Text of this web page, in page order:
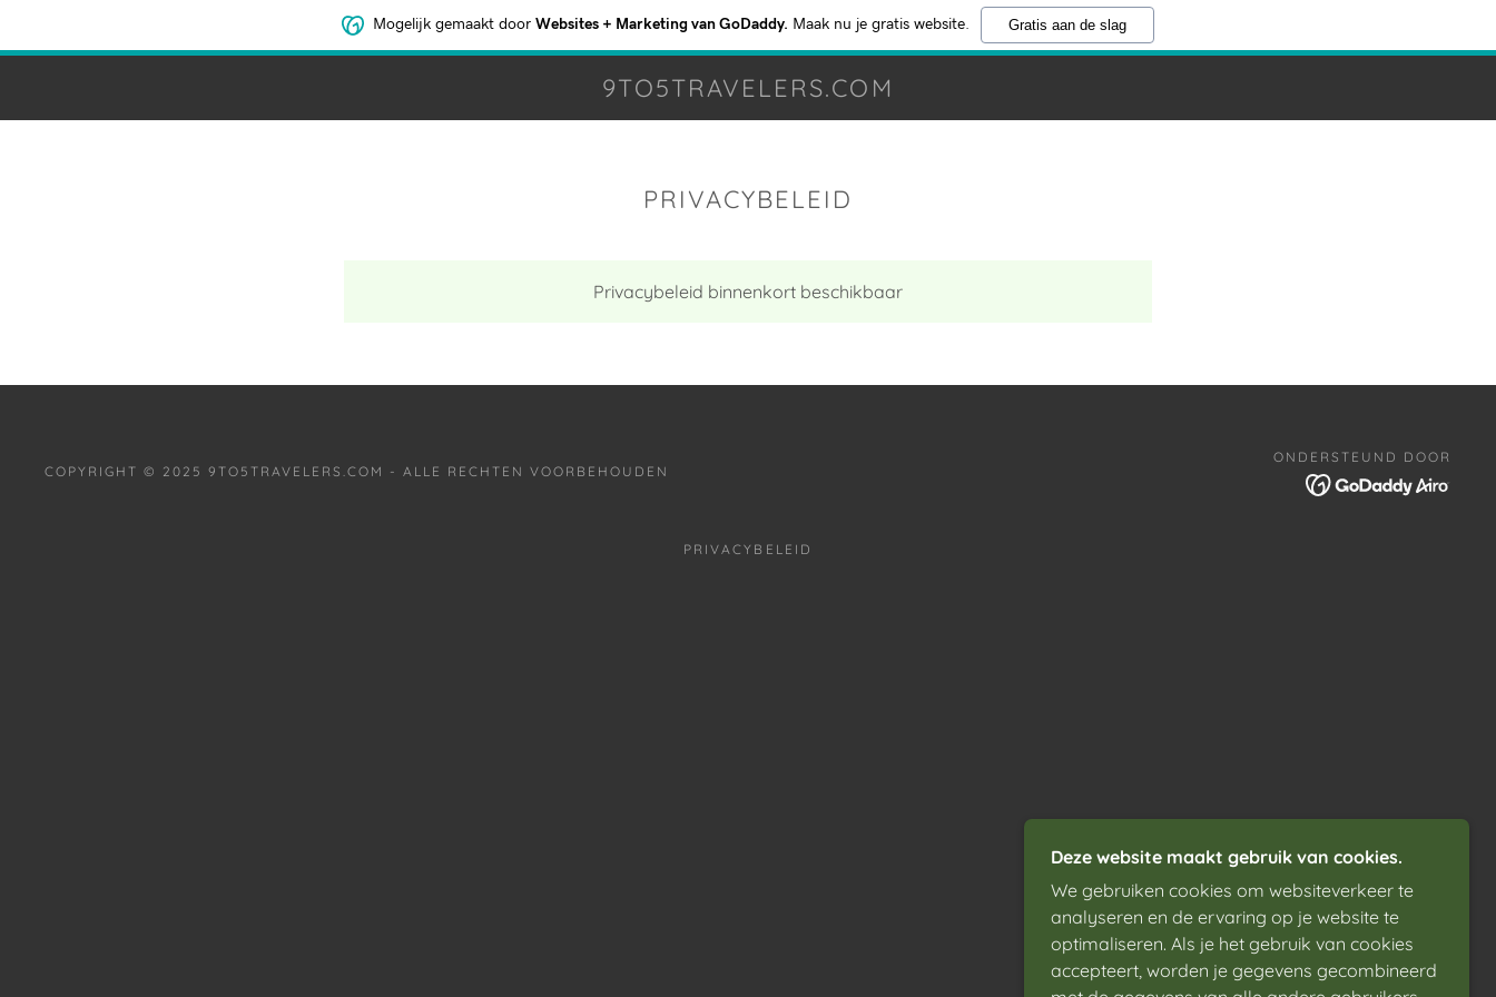
Mogelijk gemaakt door Websites + Marketing van GoDaddy. Maak nu je gratis website. Gratis aan de slag
9TO5TRAVELERS.COM
PRIVACYBELEID
Privacybeleid binnenkort beschikbaar
COPYRIGHT © 2025 9TO5TRAVELERS.COM - ALLE RECHTEN VOORBEHOUDEN
ONDERSTEUND DOOR
PRIVACYBELEID
Deze website maakt gebruik van cookies.
We gebruiken cookies om websiteverkeer te
analyseren en de ervaring op je website te
optimaliseren. Als je het gebruik van cookies
accepteert, worden je gegevens gecombineerd